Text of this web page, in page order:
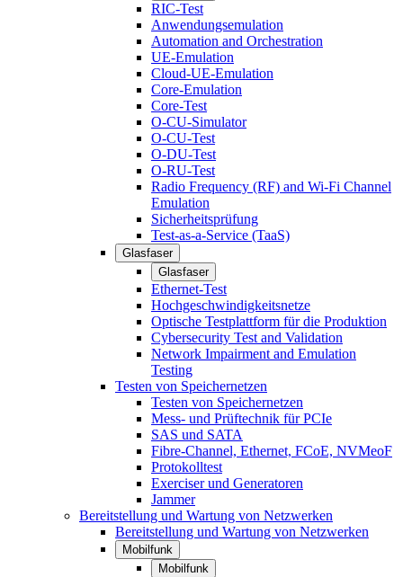
RIC-Test
Anwendungsemulation
Automation and Orchestration
UE-Emulation
Cloud-UE-Emulation
Core-Emulation
Core-Test
O-CU-Simulator
O-CU-Test
O-DU-Test
O-RU-Test
Radio Frequency (RF) and Wi-Fi Channel
Emulation
Sicherheitsprüfung
Test-as-a-Service (TaaS)
Glasfaser
Glasfaser
Ethernet-Test
Hochgeschwindigkeitsnetze
Optische Testplattform für die Produktion
Cybersecurity Test and Validation
Network Impairment and Emulation
Testing
Testen von Speichernetzen
Testen von Speichernetzen
Mess- und Prüftechnik für PCIe
SAS und SATA
Fibre-Channel, Ethernet, FCoE, NVMeoF
Protokolltest
Exerciser und Generatoren
Jammer
Bereitstellung und Wartung von Netzwerken
Bereitstellung und Wartung von Netzwerken
Mobilfunk
Mobilfunk